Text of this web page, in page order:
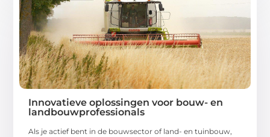
Innovatieve oplossingen voor bouw- en
landbouwprofessionals
Als je actief bent in de bouwsector of land- en tuinbouw,